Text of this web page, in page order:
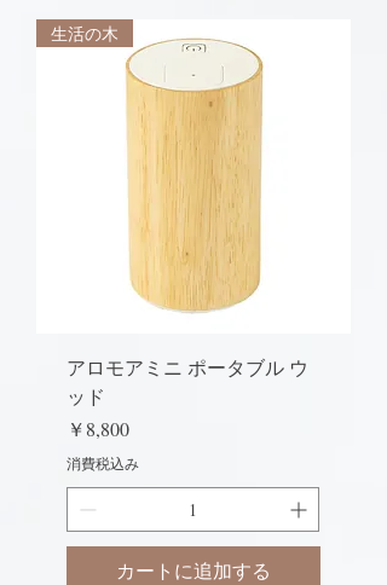
生活の木
アロモアミニ ポータブル ウ
ッド
価格
￥8,800
消費税込み
カートに追加する